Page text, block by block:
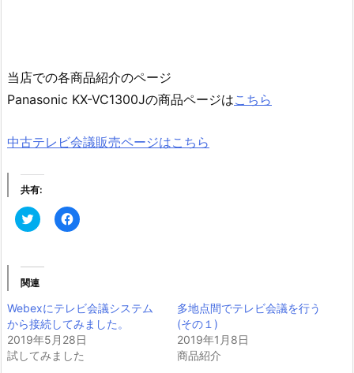
当店での各商品紹介のページ
Panasonic KX-VC1300Jの商品ページはこちら
中古テレビ会議販売ページはこちら
共有:
ク
リ
て
T
w
t
t
e
r
で
共
F
a
共
有
す
る
に
は
関連
Webexにテレビ会議システム
から接続してみました。
2019年5月28日
試してみました
多地点間でテレビ会議を行う
(その１)
2019年1月8日
商品紹介